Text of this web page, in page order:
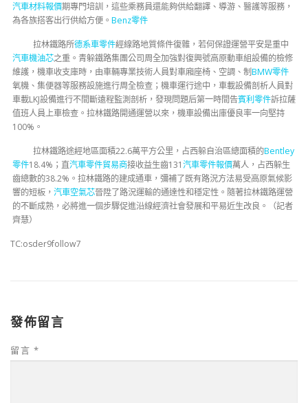
汽車材料報價期專門培訓，這些乘務員還能夠供給翻譯、導游、醫護等服務，
為各族搭客出行供給方便。 Benz零件
拉林鐵路所德系車零件經線路地質條件復雜，若何保證運營平安是重中
汽車機油芯之重。青躲鐵路集團公司周全加強對復興號高原動車組設備的檢修
維護，機車收支庫時，由車輛專業技術人員對車廂座椅、空調、制BMW零件
氧機、集便器等服務設施進行周全檢查；機車運行途中，車載設備剖析人員對
車載LKJ設備進行不間斷遠程監測剖析，發現問題后第一時間告賓利零件訴拉薩
值班人員上車檢查。拉林鐵路開通運營以來，機車設備出庫優良率一向堅持
100%。
拉林鐵路途經地區面積22.6萬平方公里，占西躲自治區總面積的Bentley
零件18.4%；直汽車零件貿易商接收益生齒131汽車零件報價萬人，占西躲生
齒總數的38.2%。拉林鐵路的建成通車，彌補了既有路況方法易受高原氣候影
響的短板， 汽車空氣芯晉陞了路況運輸的通達性和穩定性。隨著拉林鐵路運營
的不斷成熟，必將進一個步驟促進沿線經濟社會發展和平易近生改良。（記者
齊慧）
TC:osder9follow7
發佈留言
留言 *